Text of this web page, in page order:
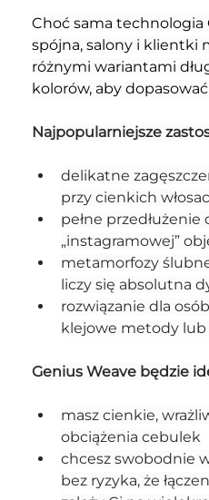
Choć sama technologia
spójna, salony i klientki
różnymi wariantami
kolorów, aby
Najpopularniejsze
delikatne
przy cienkich
pełne przedłużenie
„instagramowej”
metamorfozy
liczy się absolutna
rozwiązanie dla
klejowe metody
Genius Weave będzie
masz cienkie,
obciążenia cebulek
chcesz swobodnie
bez ryzyka, że